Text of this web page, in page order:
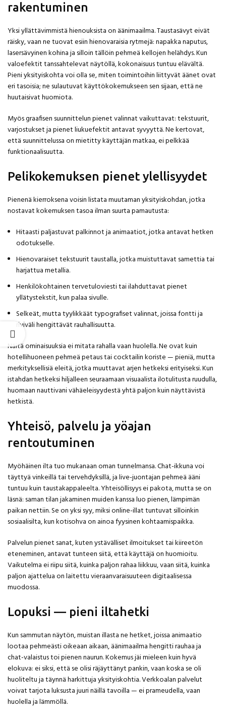
rakentuminen
Yksi yllättävimmistä hienouksista on äänimaailma. Taustasävyt eivät
räisky, vaan ne tuovat esiin hienovaraisia rytmejä: napakka naputus,
lasersävyinen kohina ja silloin tällöin pehmeä kellojen helähdys. Kun
valoefektit tanssahtelevat näytöllä, kokonaisuus tuntuu elävältä.
Pieni yksityiskohta voi olla se, miten toimintoihin liittyvät äänet ovat
eri tasoisia; ne sulautuvat käyttökokemukseen sen sijaan, että ne
huutaisivat huomiota.
Myös graafisen suunnittelun pienet valinnat vaikuttavat: tekstuurit,
varjostukset ja pienet liukuefektit antavat syvyyttä. Ne kertovat,
että suunnittelussa on mietitty käyttäjän matkaa, ei pelkkää
funktionaalisuutta.
Pelikokemuksen pienet ylellisyydet
Pienenä kierroksena voisin listata muutaman yksityiskohdan, jotka
nostavat kokemuksen tasoa ilman suurta pamautusta:
Hitaasti paljastuvat palkinnot ja animaatiot, jotka antavat hetken
odotukselle.
Hienovaraiset tekstuurit taustalla, jotka muistuttavat samettia tai
harjattua metallia.
Henkilökohtainen tervetuloviesti tai ilahduttavat pienet
yllätystekstit, kun palaa sivulle.
Selkeät, mutta tyylikkäät typografiset valinnat, joissa fontti ja
riviväli hengittävät rauhallisuutta.
Näitä ominaisuuksia ei mitata rahalla vaan huolella. Ne ovat kuin
hotellihuoneen pehmeä petaus tai cocktailin koriste — pieniä, mutta
merkityksellisiä eleitä, jotka muuttavat arjen hetkeksi erityiseksi. Kun
istahdan hetkeksi hiljalleen seuraamaan visuaalista ilotulitusta ruudulla,
huomaan nauttivani vähäeleisyydestä yhtä paljon kuin näyttävistä
hetkistä.
Yhteisö, palvelu ja yöajan
rentoutuminen
Myöhäinen ilta tuo mukanaan oman tunnelmansa. Chat-ikkuna voi
täyttyä vinkeillä tai tervehdyksillä, ja live-juontajan pehmeä ääni
tuntuu kuin taustakappaleelta. Yhteisöllisyys ei pakota, mutta se on
läsnä: saman tilan jakaminen muiden kanssa luo pienen, lämpimän
paikan nettiin. Se on yksi syy, miksi online-illat tuntuvat silloinkin
sosiaalisilta, kun kotisohva on ainoa fyysinen kohtaamispaikka.
Palvelun pienet sanat, kuten ystävälliset ilmoitukset tai kiireetön
eteneminen, antavat tunteen siitä, että käyttäjä on huomioitu.
Vaikutelma ei riipu siitä, kuinka paljon rahaa liikkuu, vaan siitä, kuinka
paljon ajattelua on laitettu vieraanvaraisuuteen digitaalisessa
muodossa.
Lopuksi — pieni iltahetki
Kun sammutan näytön, muistan illasta ne hetket, joissa animaatio
lootaa pehmeästi oikeaan aikaan, äänimaailma hengitti rauhaa ja
chat-valaistus toi pienen naurun. Kokemus jäi mieleen kuin hyvä
elokuva: ei siksi, että se olisi räjäyttänyt pankin, vaan koska se oli
huoliteltu ja täynnä harkittuja yksityiskohtia. Verkkoalan palvelut
voivat tarjota luksusta juuri näillä tavoilla — ei prameudella, vaan
huolella ja lämmöllä.